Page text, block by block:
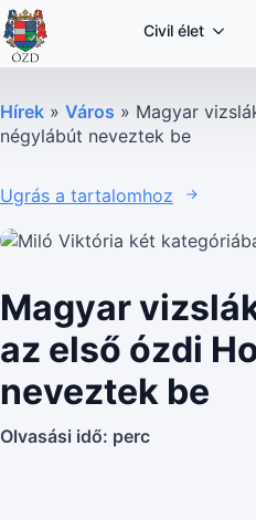
Civil élet
Hírek » Város » Magyar
négylábút neveztek be
Ugrás a tartalomhoz
Magyar
az első ózdi
neveztek be
Olvasási idő: perc